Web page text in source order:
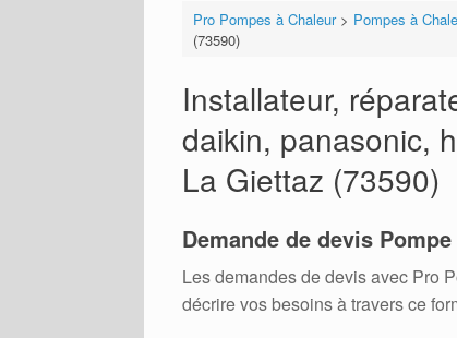
Pro Pompes à Chaleur> Pompes à
(73590)
Installateur,
daikin, panasonic,
La Giettaz (73590)
Demande de devis
Les demandes de devis avec Pro
décrire vos besoins à travers ce